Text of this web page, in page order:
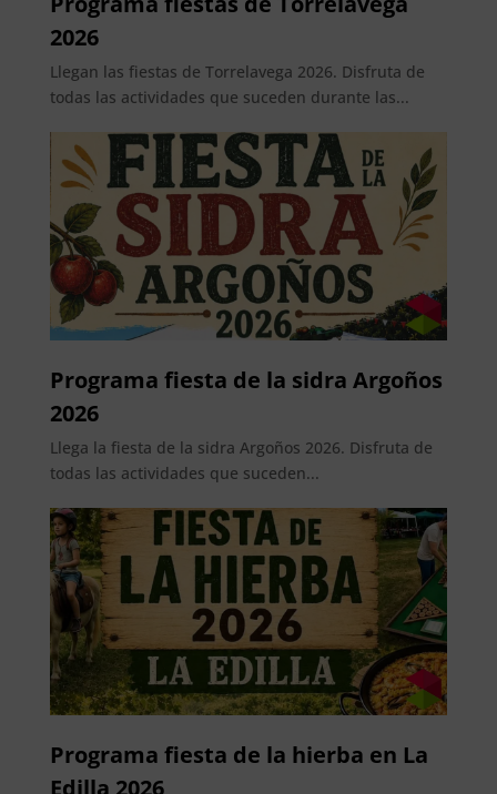
2026
Llegan las fiestas de Torrelavega 2026. Disfruta de
todas las actividades que suceden durante las...
Programa fiesta de la sidra Argoños
2026
Llega la fiesta de la sidra Argoños 2026. Disfruta de
todas las actividades que suceden...
Programa fiesta de la hierba en La